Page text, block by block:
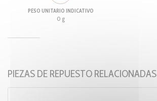
PESO UNITARIO INDICATIVO
0 g
PIEZAS DE REPUESTO RELACIONADAS